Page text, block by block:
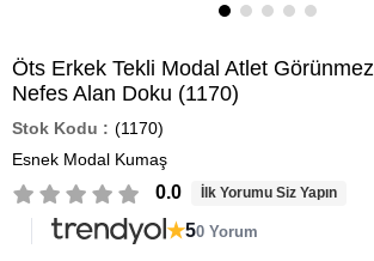
Öts Erkek Tekli Modal Atlet
Nefes Alan Doku (1170)
(1170)
Esnek Modal Kumaş
0.0 İlk Yorumu Siz Yapın
★50 Yorum